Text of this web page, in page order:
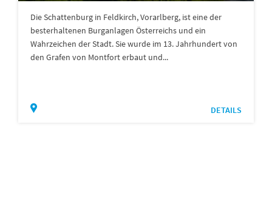
Die Schattenburg in Feldkirch, Vorarlberg, ist eine der
besterhaltenen Burganlagen Österreichs und ein
Wahrzeichen der Stadt. Sie wurde im 13. Jahrhundert von
den Grafen von Montfort erbaut und...
DETAILS